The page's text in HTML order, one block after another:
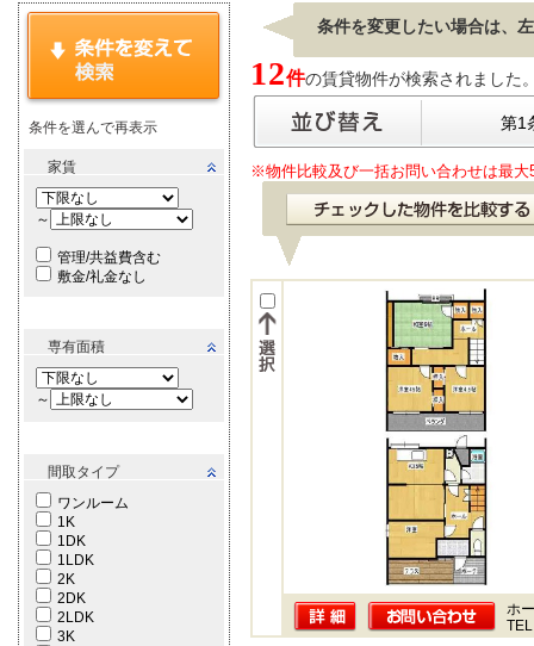
条件を選んで再表示
家賃
～
管理/共益費含む
敷金/礼金なし
専有面積
～
間取タイプ
ワンルーム
1K
1DK
1LDK
2K
2DK
2LDK
3K
条件を変更したい場合は、
12件の賃貸物件が検索されました
第1
※物件比較及び一括お問い合わせは最大
ホ